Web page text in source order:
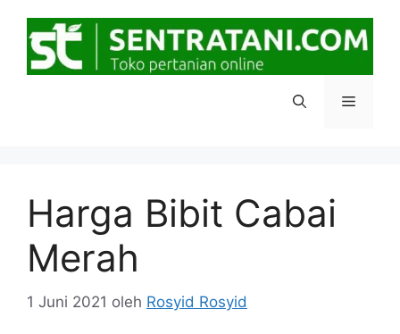
Menu
Harga Bibit Cabai
Merah
1 Juni 2021 oleh Rosyid Rosyid